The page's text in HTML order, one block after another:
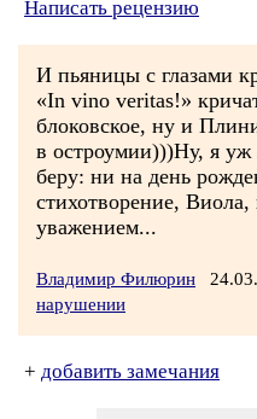
Написать рецензию
И пьяницы с глазами
«In vino veritas!»
блоковское, ну и
в остроумии)))Ну, я уж
беру: ни на день
стихотворение,
уважением...
Владимир Филюрин
нарушении
+ добавить замечания